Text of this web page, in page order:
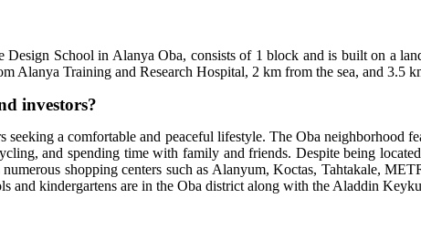
School in Alanya Oba, consists of 1 block and is built on a
Alanya Training and Research Hospital, 2 km from the sea, and 3.5
investors?
a comfortable and peaceful lifestyle. The Oba neighborhood
and spending time with family and friends. Despite being
shopping centers such as Alanyum, Koctas, Tahtakale,
and kindergartens are in the Oba district along with the Aladdin